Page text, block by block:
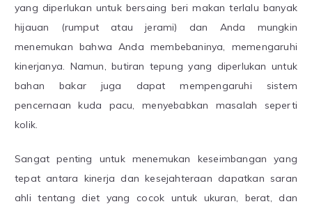
yang diperlukan untuk bersaing beri makan terlalu banyak
hijauan (rumput atau jerami) dan Anda mungkin
menemukan bahwa Anda membebaninya, memengaruhi
kinerjanya. Namun, butiran tepung yang diperlukan untuk
bahan bakar juga dapat mempengaruhi sistem
pencernaan kuda pacu, menyebabkan masalah seperti
kolik.
Sangat penting untuk menemukan keseimbangan yang
tepat antara kinerja dan kesejahteraan dapatkan saran
ahli tentang diet yang cocok untuk ukuran, berat, dan